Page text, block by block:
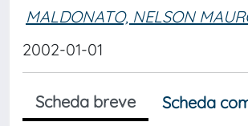
MALDONATO, NELSON
2002-01-01
Scheda breve
Scheda